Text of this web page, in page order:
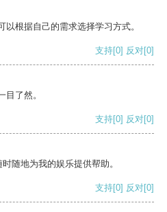
根据自己的需求选择学习方式。
支持[0] 反对[0]
了然。
支持[0] 反对[0]
随地为我的娱乐提供帮助。
支持[0] 反对[0]